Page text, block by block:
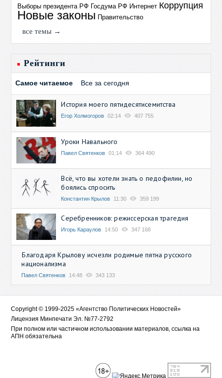
Выборы президента РФ Госдума РФ Интернет Коррупция
Новые законы Правительство
все темы →
Рейтинги
Самое читаемое Все за сегодня
История моего пятидесятисемитства
Егор Холмогоров 02:14 407 755
Уроки Навального
Павел Святенков 01:14 364 490
Всё, что вы хотели знать о педофилии, но
боялись спросить
Константин Крылов 11:30 359 199
Серебренников: режиссерская трагедия
Игорь Караулов 14:50 347 168
Благодаря Крылову исчезли родимые пятна русского
национализма
Павел Святенков 14:48 343 133
Copyright © 1999-2025 «Агентство Политических Новостей»
Лицензия Минпечати Эл. №77-2792
При полном или частичном использовании материалов, ссылка на
АПН обязательна